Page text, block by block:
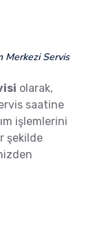
Merkezi Servis
olarak,
saatine
işlemlerini
şekilde